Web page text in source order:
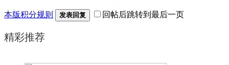
本版积分规则 发表回复 回帖后跳转到最后一页
精彩推荐